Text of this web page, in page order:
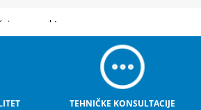
TEHNIČKE KONSULTACIJE